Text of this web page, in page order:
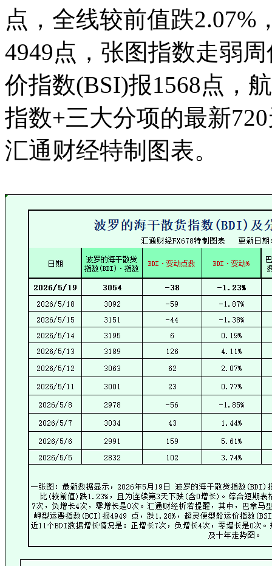
点，全线较前值跌2.07%
4949点，张图指数走弱
价指数(BSI)报1568点，
指数+三大分项的最新
汇通财经特制图表。